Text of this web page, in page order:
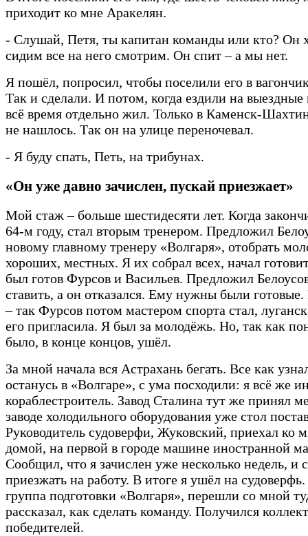
приходит ко мне Аракелян.
- Слушай, Петя, ты капитан команды или кто? Он
сидим все на него смотрим. Он спит – а мы нет.
Я пошёл, попросил, чтобы поселили его в
Так и сделали. И потом, когда ездили на выездные
всё время отдельно жил. Только в Каменск-
не нашлось. Так он на улице переночевал.
- Я буду спать, Петь, на трибунах.
«Он уже давно зачислен, пускай приезжает»
Мой стаж – больше шестидесяти лет. Когда
64-м году, стал вторым тренером. Предложил
новому главному тренеру «Волгаря», отобрать
хороших, местных. Я их собрал всех, начал
был готов Фурсов и Васильев. Предложил
ставить, а он отказался. Ему нужны были
– так Фурсов потом мастером спорта стал,
его пригласила. Я был за молодёжь. Но, так как
было, в конце концов, ушёл.
За мной начала вся Астрахань бегать. Все как
останусь в «Волгаре», с ума посходили: я всё же
кораблестроитель. Завод Сталина тут же принял
заводе холодильного оборудования уже стол
Руководитель судоверфи, Жуковский, приехал ко
домой, на первой в городе машине иностранной
Сообщил, что я зачислен уже несколько недель, и
приезжать на работу. В итоге я ушёл на
группа подготовки «Волгаря», перешли со мной
рассказал, как сделать команду. Получился
победителей.